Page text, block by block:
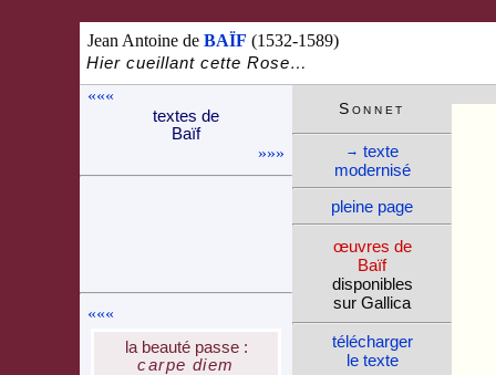
Jean Antoine de BAÏF (1532-1589)
Hier cueillant cette Rose…
«««
textes de
Baïf
»»»
«««
la beauté passe :
carpe diem
Son­net
→ texte
moder­nisé
pleine page
œuvres de
Baïf
dispo­nibles
sur Gallica
télé­charger
le texte